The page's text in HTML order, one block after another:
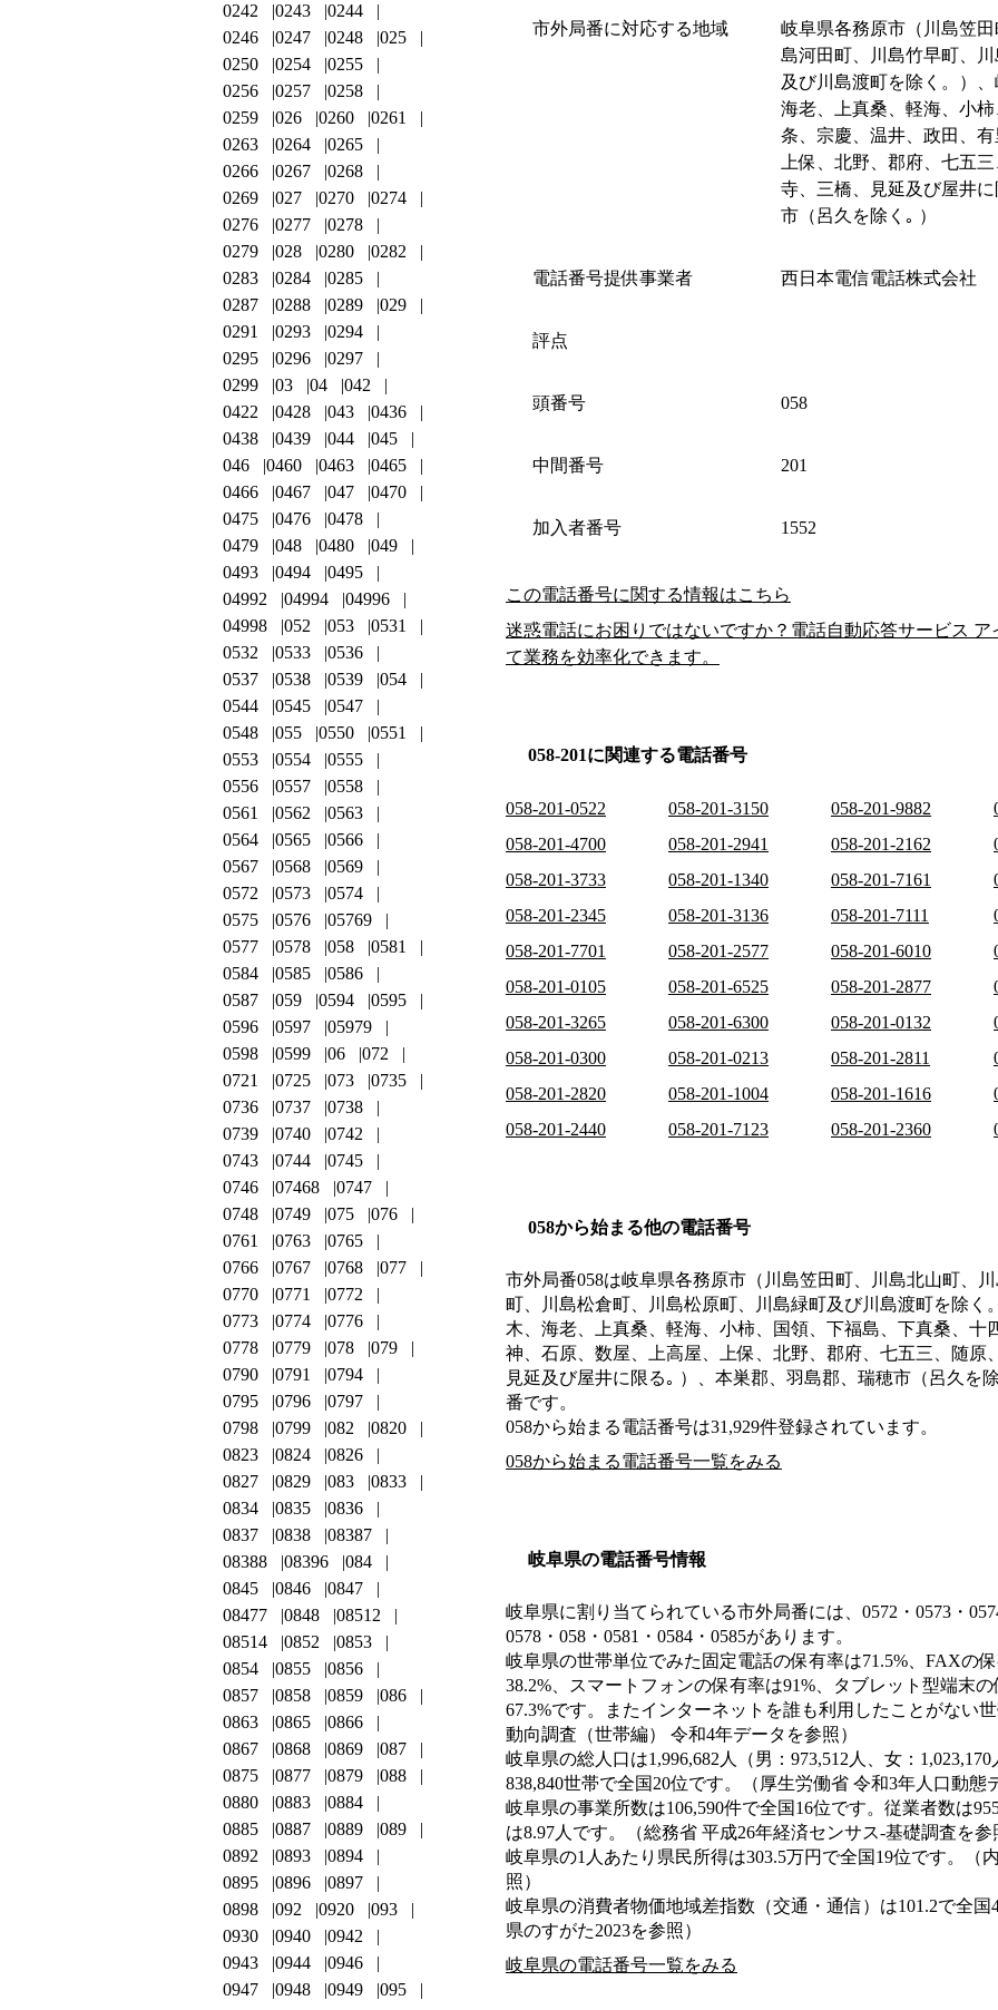
市外局番に対応する地域
岐阜県各務原市（川島笠
島河田町、川島竹早町、
及び川島渡町を除く。）
海老、上真桑、軽海、小
条、宗慶、温井、政田、
上保、北野、郡府、七五
寺、三橋、見延及び屋井
市（呂久を除く｡ ）
電話番号提供事業者 西日本電信電話株式会社
評点
頭番号 058
中間番号 201
加入者番号 1552
この電話番号に関する情報はこちら
迷惑電話にお困りではないですか？電話自動応答サービス
て業務を効率化できます。
058-201に関連する電話番号
058-201-0522 058-201-3150 058-201-9882
058-201-4700
058-201-2941 058-201-2162
058-201-3733
058-201-1340 058-201-7161
058-201-2345
058-201-3136 058-201-7111
058-201-7701
058-201-2577 058-201-6010
058-201-0105
058-201-6525 058-201-2877
058-201-3265
058-201-6300 058-201-0132
058-201-0300
058-201-0213 058-201-2811
058-201-2820
058-201-1004 058-201-1616
058-201-2440
058-201-7123 058-201-2360
058から始まる他の電話番号
市外局番058は岐阜県各務原市（川島笠田町、川島北山町、
町、川島松倉町、川島松原町、川島緑町及び川島渡町を除く
木、海老、上真桑、軽海、小柿、国領、下福島、下真桑、十
神、石原、数屋、上高屋、上保、北野、郡府、七五三、随原
見延及び屋井に限る｡ ）、本巣郡、羽島郡、瑞穂市（呂久を除
番です。
058から始まる電話番号は31,929件登録されています。
058から始まる電話番号一覧をみる
岐阜県の電話番号情報
岐阜県に割り当てられている市外局番には、0572・0573・
0578・058・0581・0584・0585があります。
岐阜県の世帯単位でみた固定電話の保有率は71.5%、FAXの
38.2%、スマートフォンの保有率は91%、タブレット型端末
67.3%です。またインターネットを誰も利用したことがない
動向調査（世帯編） 令和4年データを参照）
岐阜県の総人口は1,996,682人（男：973,512人、女：
838,840世帯で全国20位です。（厚生労働省 令和3年人口動態
岐阜県の事業所数は106,590件で全国16位です。従業者数は
は8.97人です。（総務省 平成26年経済センサス‐基礎調査を参
岐阜県の1人あたり県民所得は303.5万円で全国19位です。（
照）
岐阜県の消費者物価地域差指数（交通・通信）は101.2で全
県のすがた2023を参照）
岐阜県の電話番号一覧をみる
0242
0243
0244
0246
0247 0248
025
0250
0254
0255
0256
0257
0258
0259
026 0260
0261
0263
0264
0265
0266
0267
0268
0269
027 0270
0274
0276
0277
0278
0279
028 0280
0282
0283
0284
0285
0287
0288 0289
029
0291
0293
0294
0295
0296
0297
0299
03 04
042
0422
0428 043
0436
0438
0439 044
045
046
0460 0463
0465
0466
0467 047
0470
0475
0476
0478
0479
048 0480
049
0493
0494
0495
04992
04994
04996
04998
052 053
0531
0532
0533
0536
0537
0538 0539
054
0544
0545
0547
0548
055 0550
0551
0553
0554
0555
0556
0557
0558
0561
0562
0563
0564
0565
0566
0567
0568
0569
0572
0573
0574
0575
0576
05769
0577
0578 058
0581
0584
0585
0586
0587
059 0594
0595
0596
0597
05979
0598
0599 06
072
0721
0725 073
0735
0736
0737
0738
0739
0740
0742
0743
0744
0745
0746
07468
0747
0748
0749 075
076
0761
0763
0765
0766
0767 0768
077
0770
0771
0772
0773
0774
0776
0778
0779 078
079
0790
0791
0794
0795
0796
0797
0798
0799 082
0820
0823
0824
0826
0827
0829 083
0833
0834
0835
0836
0837
0838
08387
08388
08396
084
0845
0846
0847
08477
0848
08512
08514
0852
0853
0854
0855
0856
0857
0858 0859
086
0863
0865
0866
0867
0868 0869
087
0875
0877 0879
088
0880
0883
0884
0885
0887 0889
089
0892
0893
0894
0895
0896
0897
0898
092 0920
093
0930
0940
0942
0943
0944
0946
0947
0948 0949
095